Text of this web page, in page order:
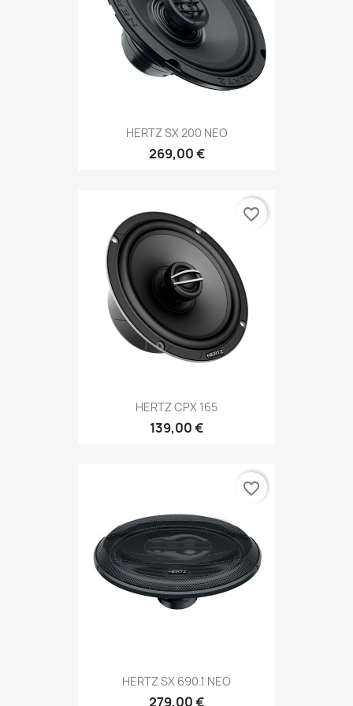
HERTZ SX 200 NEO
269,00 €
HERTZ CPX 165
139,00 €
favorite_border
HERTZ SX 690.1 NEO
279,00 €
favorite_border